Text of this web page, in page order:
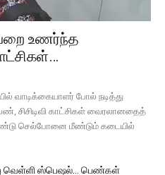
உணர்ந்த
வாடிக்கையாளர் போல் நடித்து
சிசிடிவி காட்சிகள் வைரலானதைத்
செல்போனை மீண்டும் கடையில்
வெள்ளி ஸ்பெஷல்… பெண்கள்